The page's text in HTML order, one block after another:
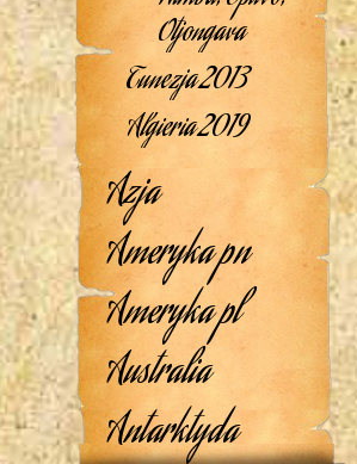
Otjongava
Tunezja 2013
Algieria 2019
Azja
Ameryka pn
Ameryka pl
Australia
Antarktyda